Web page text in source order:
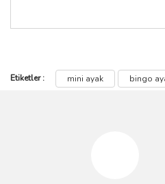
Bu ürünün fiyat bilgisi, resim,
Etiketler : mini ayak bingo